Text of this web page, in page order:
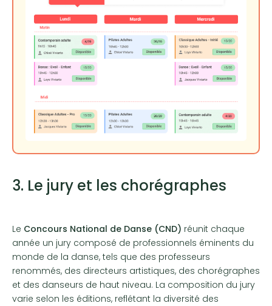
3. Le jury et les chorégraphes
Le Concours National de Danse (CND) réunit chaque
année un jury composé de professionnels éminents du
monde de la danse, tels que des professeurs
renommés, des directeurs artistiques, des chorégraphes
et des danseurs de haut niveau. La composition du jury
varie selon les éditions, reflétant la diversité des